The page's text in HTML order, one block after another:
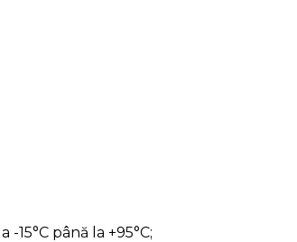
până la +95°C;